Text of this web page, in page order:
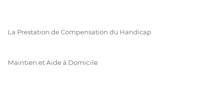
La Prestation de Compensation du Handicap
Maintien et Aide à Domicile